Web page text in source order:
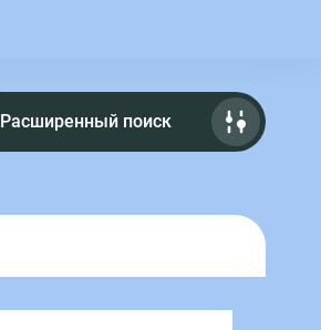
Расширенный поиск